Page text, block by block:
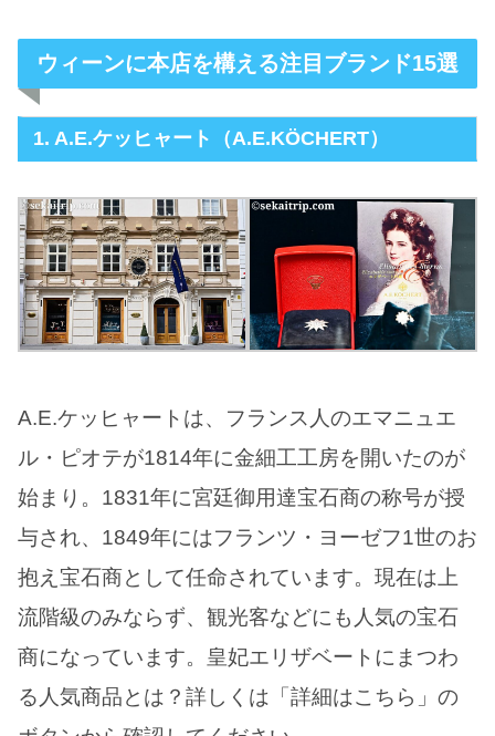
ウィーンに本店を構える注目ブランド15選
1. A.E.ケッヒャート（A.E.KÖCHERT）
A.E.ケッヒャートは、フランス人のエマニュエ
ル・ピオテが1814年に金細工工房を開いたのが
始まり。1831年に宮廷御用達宝石商の称号が授
与され、1849年にはフランツ・ヨーゼフ1世のお
抱え宝石商として任命されています。現在は上
流階級のみならず、観光客などにも人気の宝石
商になっています。皇妃エリザベートにまつわ
る人気商品とは？詳しくは「詳細はこちら」の